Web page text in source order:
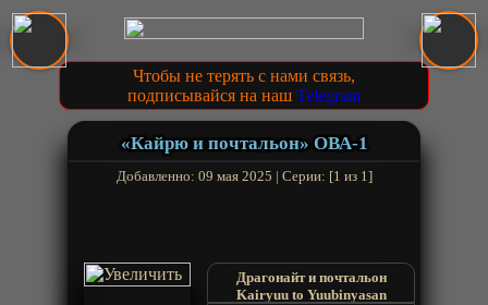
Чтобы не терять с нами связь,
подписывайся на наш Telegram
«Кайрю и почтальон» ОВА-1
Добавленно: 09 мая 2025 | Серии: [1 из 1]
Драгонайт и почтальон
Kairyuu to Yuubinyasan